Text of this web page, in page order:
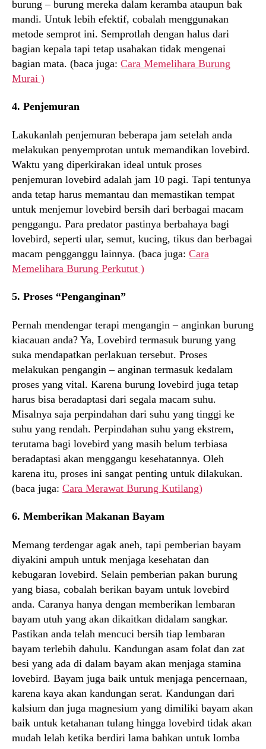
burung – burung mereka dalam keramba ataupun bak
mandi. Untuk lebih efektif, cobalah menggunakan
metode semprot ini. Semprotlah dengan halus dari
bagian kepala tapi tetap usahakan tidak mengenai
bagian mata. (baca juga: Cara Memelihara Burung
Murai )
4. Penjemuran
Lakukanlah penjemuran beberapa jam setelah anda
melakukan penyemprotan untuk memandikan lovebird.
Waktu yang diperkirakan ideal untuk proses
penjemuran lovebird adalah jam 10 pagi. Tapi tentunya
anda tetap harus memantau dan memastikan tempat
untuk menjemur lovebird bersih dari berbagai macam
penggangu. Para predator pastinya berbahaya bagi
lovebird, seperti ular, semut, kucing, tikus dan berbagai
macam pengganggu lainnya. (baca juga: Cara
Memelihara Burung Perkutut )
5. Proses “Penganginan”
Pernah mendengar terapi mengangin – anginkan burung
kiacauan anda? Ya, Lovebird termasuk burung yang
suka mendapatkan perlakuan tersebut. Proses
melakukan pengangin – anginan termasuk kedalam
proses yang vital. Karena burung lovebird juga tetap
harus bisa beradaptasi dari segala macam suhu.
Misalnya saja perpindahan dari suhu yang tinggi ke
suhu yang rendah. Perpindahan suhu yang ekstrem,
terutama bagi lovebird yang masih belum terbiasa
beradaptasi akan menggangu kesehatannya. Oleh
karena itu, proses ini sangat penting untuk dilakukan.
(baca juga: Cara Merawat Burung Kutilang)
6. Memberikan Makanan Bayam
Memang terdengar agak aneh, tapi pemberian bayam
diyakini ampuh untuk menjaga kesehatan dan
kebugaran lovebird. Selain pemberian pakan burung
yang biasa, cobalah berikan bayam untuk lovebird
anda. Caranya hanya dengan memberikan lembaran
bayam utuh yang akan dikaitkan didalam sangkar.
Pastikan anda telah mencuci bersih tiap lembaran
bayam terlebih dahulu. Kandungan asam folat dan zat
besi yang ada di dalam bayam akan menjaga stamina
lovebird. Bayam juga baik untuk menjaga pencernaan,
karena kaya akan kandungan serat. Kandungan dari
kalsium dan juga magnesium yang dimiliki bayam akan
baik untuk ketahanan tulang hingga lovebird tidak akan
mudah lelah ketika berdiri lama bahkan untuk lomba